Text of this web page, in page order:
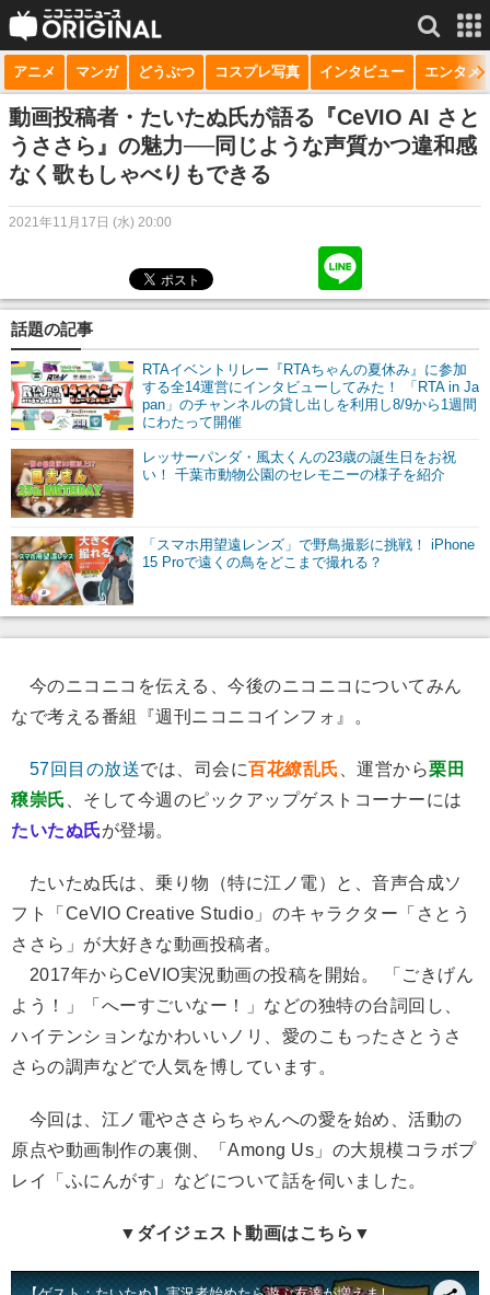
サービス一覧 もっと見る
niconico
動画
生放送
マンガ
ニコニコQ
アニメ マンガ どうぶつ コスプレ写真 インタビュー エンタメ
動画投稿者・たいたぬ氏が語る『CeVIO AI さと
うささら』の魅力──同じような声質かつ違和感
なく歌もしゃべりもできる
2021年11月17日 (水) 20:00
話題の記事
RTAイベントリレー『RTAちゃんの夏休み』に参加
する全14運営にインタビューしてみた！ 「RTA in Ja
pan」のチャンネルの貸し出しを利用し8/9から1週間
にわたって開催
レッサーパンダ・風太くんの23歳の誕生日をお祝
い！ 千葉市動物公園のセレモニーの様子を紹介
「スマホ用望遠レンズ」で野鳥撮影に挑戦！ iPhone
15 Proで遠くの鳥をどこまで撮れる？
今のニコニコを伝える、今後のニコニコについてみん
なで考える番組『週刊ニコニコインフォ』。
57回目の放送では、司会に百花繚乱氏 、運営から栗田
穣崇氏 、そして今週のピックアップゲストコーナーには
たいたぬ氏が登場。
たいたぬ氏は、乗り物（特に江ノ電）と、音声合成ソ
フト「CeVIO Creative Studio」のキャラクター「さとう
ささら」が大好きな動画投稿者。
2017年からCeVIO実況動画の投稿を開始。 「ごきげん
よう！」「へーすごいなー！」などの独特の台詞回し、
ハイテンションなかわいいノリ、愛のこもったさとうさ
さらの調声などで人気を博しています。
今回は、江ノ電やささらちゃんへの愛を始め、活動の
原点や動画制作の裏側、「Among Us」の大規模コラボプ
レイ「ふにんがす」などについて話を伺いました。
▼ダイジェスト動画はこちら▼